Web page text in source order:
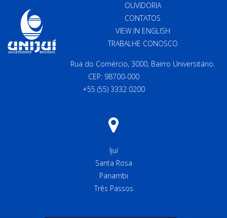
OUVIDORIA
CONTATOS
VIEW IN ENGLISH
TRABALHE CONOSCO
Rua do Comércio, 3000, Bairro Universitário.
CEP: 98700-000
+55 (55) 3332 0200
Ijuí
Santa Rosa
Panambi
Três Passos